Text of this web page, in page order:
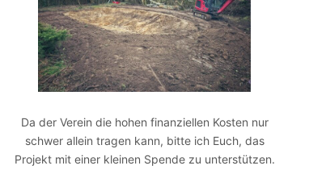
Da der Verein die hohen finanziellen Kosten nur
schwer allein tragen kann, bitte ich Euch, das
Projekt mit einer kleinen Spende zu unterstützen.